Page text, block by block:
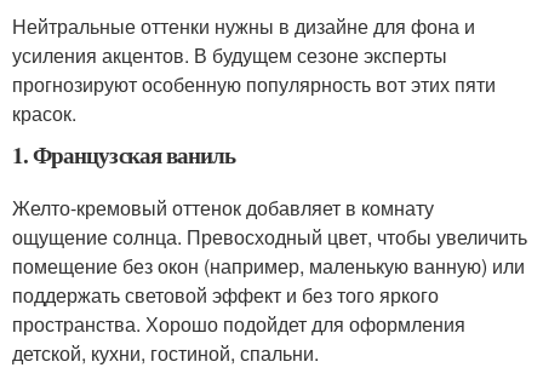
Нейтральные оттенки нужны в дизайне для фона и
усиления акцентов. В будущем сезоне эксперты
прогнозируют особенную популярность вот этих пяти
красок.
1. Французская ваниль
Желто-кремовый оттенок добавляет в комнату
ощущение солнца. Превосходный цвет, чтобы увеличить
помещение без окон (например, маленькую ванную) или
поддержать световой эффект и без того яркого
пространства. Хорошо подойдет для оформления
детской, кухни, гостиной, спальни.